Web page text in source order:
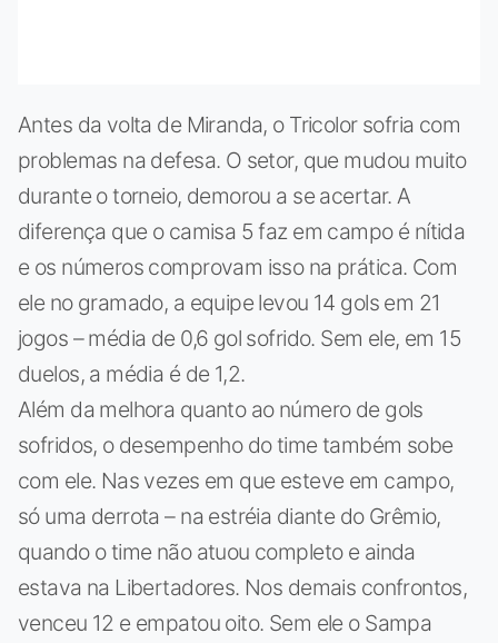
Antes da volta de Miranda, o Tricolor sofria com
problemas na defesa. O setor, que mudou muito
durante o torneio, demorou a se acertar. A
diferença que o camisa 5 faz em campo é nítida
e os números comprovam isso na prática. Com
ele no gramado, a equipe levou 14 gols em 21
jogos – média de 0,6 gol sofrido. Sem ele, em 15
duelos, a média é de 1,2.
Além da melhora quanto ao número de gols
sofridos, o desempenho do time também sobe
com ele. Nas vezes em que esteve em campo,
só uma derrota – na estréia diante do Grêmio,
quando o time não atuou completo e ainda
estava na Libertadores. Nos demais confrontos,
venceu 12 e empatou oito. Sem ele o Sampa